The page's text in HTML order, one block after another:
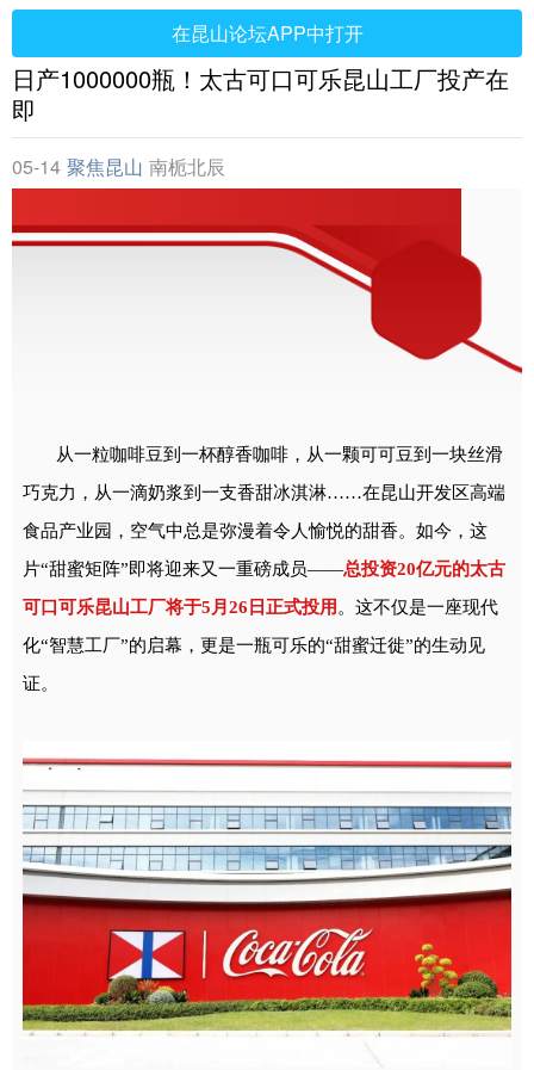
在昆山论坛APP中打开
日产1000000瓶！太古可口可乐昆山工厂投产在
即
05-14 聚焦昆山 南栀北辰
从一粒咖啡豆到一杯醇香咖啡，从一颗可可豆到一块丝滑
巧克力，从一滴奶浆到一支香甜冰淇淋……在昆山开发区高端
食品产业园，空气中总是弥漫着令人愉悦的甜香。如今，这
片“甜蜜矩阵”即将迎来又一重磅成员——总投资20亿元的太古
可口可乐昆山工厂将于5月26日正式投用。这不仅是一座现代
化“智慧工厂”的启幕，更是一瓶可乐的“甜蜜迁徙”的生动见
证。